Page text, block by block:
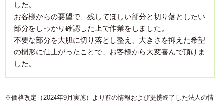
した。
お客様からの要望で、残してほしい部分と切り落としたい
部分をしっかり確認した上で作業をしました。
不要な部分を大胆に切り落とし整え、大きさを抑えた希望
の樹形に仕上がったことで、お客様から大変喜んで頂けま
した。
※価格改定（2024年9月実施）より前の情報および提携終了した法人の情